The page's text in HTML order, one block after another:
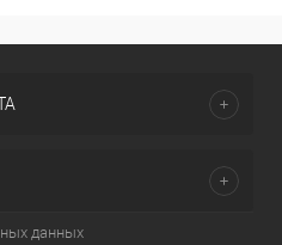
данных